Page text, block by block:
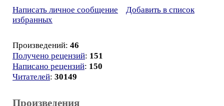
Написать личное сообщение
Добавить в список
избранных
Произведений: 46
Получено рецензий: 151
Написано рецензий: 150
Читателей: 30149
Произведения